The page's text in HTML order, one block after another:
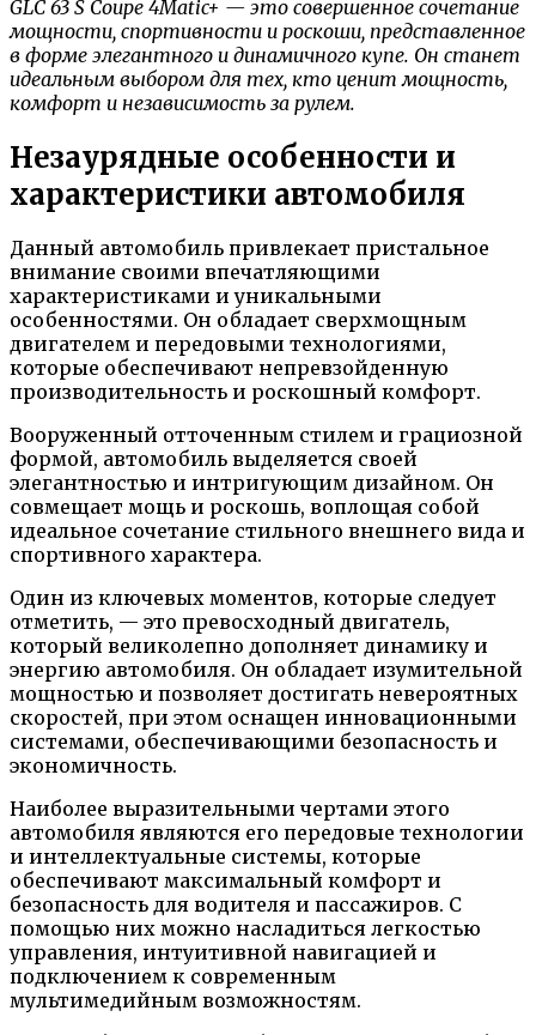
GLC 63 S Coupe 4Matic+ — это совершенное сочетание
мощности, спортивности и роскоши, представленное
в форме элегантного и динамичного купе. Он станет
идеальным выбором для тех, кто ценит мощность,
комфорт и независимость за рулем.
Незаурядные особенности и
характеристики автомобиля
Данный автомобиль привлекает пристальное
внимание своими впечатляющими
характеристиками и уникальными
особенностями. Он обладает сверхмощным
двигателем и передовыми технологиями,
которые обеспечивают непревзойденную
производительность и роскошный комфорт.
Вооруженный отточенным стилем и грациозной
формой, автомобиль выделяется своей
элегантностью и интригующим дизайном. Он
совмещает мощь и роскошь, воплощая собой
идеальное сочетание стильного внешнего вида и
спортивного характера.
Один из ключевых моментов, которые следует
отметить, — это превосходный двигатель,
который великолепно дополняет динамику и
энергию автомобиля. Он обладает изумительной
мощностью и позволяет достигать невероятных
скоростей, при этом оснащен инновационными
системами, обеспечивающими безопасность и
экономичность.
Наиболее выразительными чертами этого
автомобиля являются его передовые технологии
и интеллектуальные системы, которые
обеспечивают максимальный комфорт и
безопасность для водителя и пассажиров. С
помощью них можно насладиться легкостью
управления, интуитивной навигацией и
подключением к современным
мультимедийным возможностям.